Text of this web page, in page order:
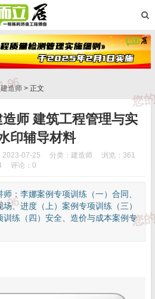
建造师 > 正文
师 建筑工程管理与实
印辅导材料
2023-07-25 分类： 建造师
浏览：361
评论：0
：李娜案例专项训练（一）合同、
、进度（上）案例专项训练（三）
练（四）安全、造价与成本案例专